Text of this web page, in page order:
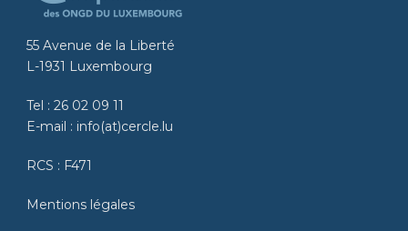
55 Avenue de la Liberté
L-1931 Luxembourg
Tel : 26 02 09 11
E-mail : info(at)cercle.lu
RCS : F471
Mentions légales